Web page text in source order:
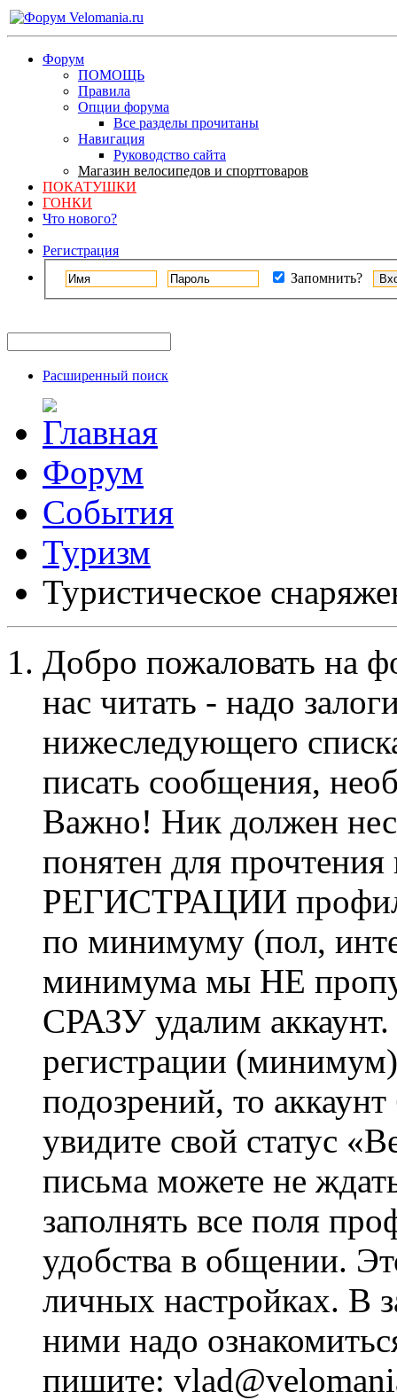
Форум
ПОМОЩЬ
Правила
Опции форума
Все разделы прочитаны
Навигация
Руководство сайта
Магазин велосипедов и спорттоваров
ПОКАТУШКИ
ГОНКИ
Что нового?
Регистрация
Запомнить?
Расширенный поиск
Форум
События
Туризм
Туристическое
Добро пожаловать на
нас читать - надо
нижеследующего
писать сообщения,
Важно! Ник должен
понятен для
РЕГИСТРАЦИИ профиль
по минимуму (пол,
минимума мы НЕ
СРАЗУ удалим
регистрации
подозрений, то
увидите свой статус
письма можете не
заполнять все поля
удобства в общении.
личных настройках. В
ними надо
пишите: